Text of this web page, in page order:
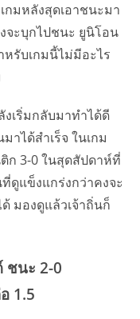
มหลังสุดเอาชนะมา
จะบุกไปชนะ ยูนิโอน
รับเกมนี้ไม่มีอะไร
งเริ่มกลับมาทำได้ดี
าได้สำเร็จ ในเกม
ก 3-0 ในสุดสัปดาห์ที่
ดูแข็งแกร่งกว่าคงจะ
มองดูแล้วเจ้าถิ่นก็
ชนะ 2-0
1.5